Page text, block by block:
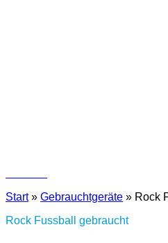
Start» Gebrauchtgeräte » Rock
Rock Fussball gebraucht